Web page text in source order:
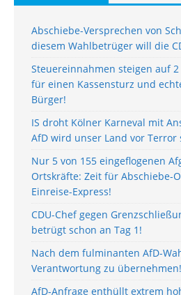
Abschiebe-Versprechen von
diesem Wahlbetrüger will die
Steuereinnahmen steigen auf
für einen Kassensturz und
Bürger!
IS droht Kölner Karneval mit
AfD wird unser Land vor Terror
Nur 5 von 155 eingeflogenen
Ortskräfte: Zeit für Abschiebe-
Einreise-Express!
CDU-Chef gegen
betrügt schon an Tag 1!
Nach dem fulminanten AfD-
Verantwortung zu übernehmen!
AfD-Anfrage enthüllt extrem